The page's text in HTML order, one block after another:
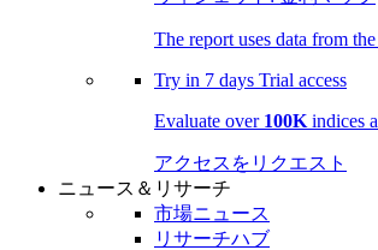
The report uses data from
Try in 7 days Trial access
Evaluate over 100K indices
アクセスをリクエスト
ニュース＆リサーチ
市場ニュース
リサーチハブ